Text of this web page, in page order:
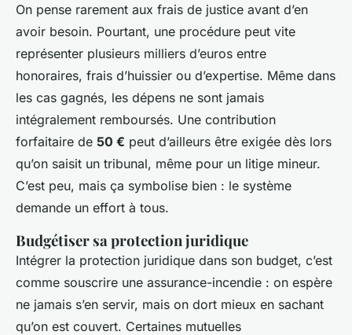
On pense rarement aux frais de justice avant d’en
avoir besoin. Pourtant, une procédure peut vite
représenter plusieurs milliers d’euros entre
honoraires, frais d’huissier ou d’expertise. Même dans
les cas gagnés, les dépens ne sont jamais
intégralement remboursés. Une contribution
forfaitaire de 50 € peut d’ailleurs être exigée dès lors
qu’on saisit un tribunal, même pour un litige mineur.
C’est peu, mais ça symbolise bien : le système
demande un effort à tous.
Budgétiser sa protection juridique
Intégrer la protection juridique dans son budget, c’est
comme souscrire une assurance-incendie : on espère
ne jamais s’en servir, mais on dort mieux en sachant
qu’on est couvert. Certaines mutuelles